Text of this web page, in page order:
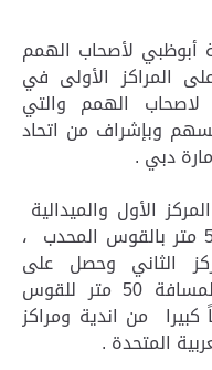
أبوظبي لأصحاب الهمم
المراكز الأولى في
الهمم والتي
وبإشراف من اتحاد
دبي .
الأول والميدالية
الذهبية "فئة الرجال" لمسافة 50 متر بالقوس المحدب ،
الثاني وحصل على
الميدالية الفضية "فئة الرجال لمسافة 50 متر للقوس
من اندية ومراكز
المتحدة .